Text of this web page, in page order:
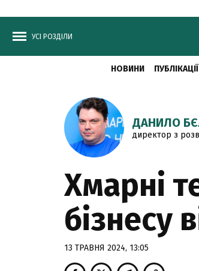
УСІ РОЗДІЛИ
НОВИНИ ПУБЛІКАЦІЇ
ДАНИЛО
директор з
Хмарні
бізнесу
13 ТРАВНЯ 2024, 13:05